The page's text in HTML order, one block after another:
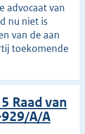
advocaat van
nu niet is
van de aan
toekomende
Raad van
A/A